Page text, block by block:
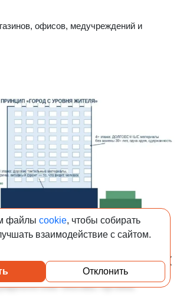
офисов, медучреждений и
в блоге замглавы
Москвы Артёма
каталог проверенных квартир
файлы cookie, чтобы собирать
взаимодействие с сайтом.
Отклонить